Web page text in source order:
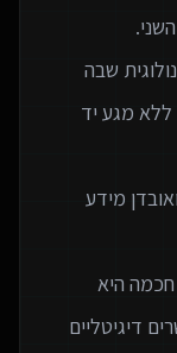
שבה
ללא מגע יד
מידע
חכמה היא
דיגיטליים